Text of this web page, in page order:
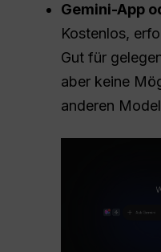
Gemini-App
Kostenlos,
Gut für
aber keine
anderen